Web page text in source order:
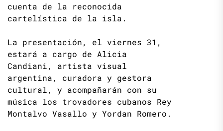
cuenta de la reconocida
cartelística de la isla.
La presentación, el viernes 31,
estará a cargo de Alicia
Candiani, artista visual
argentina, curadora y gestora
cultural, y acompañarán con su
música los trovadores cubanos Rey
Montalvo Vasallo y Yordan Romero.